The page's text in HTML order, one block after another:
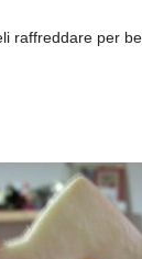
raffreddare per